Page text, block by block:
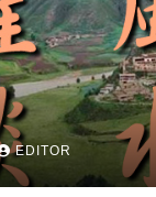
EDITOR